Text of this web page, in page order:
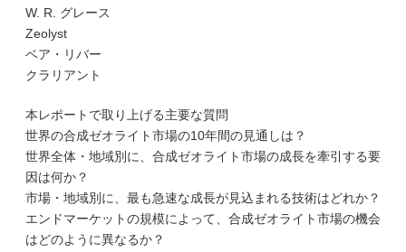
W. R. グレース
Zeolyst
ベア・リバー
クラリアント
本レポートで取り上げる主要な質問
世界の合成ゼオライト市場の10年間の見通しは？
世界全体・地域別に、合成ゼオライト市場の成長を牽引する要
因は何か？
市場・地域別に、最も急速な成長が見込まれる技術はどれか？
エンドマーケットの規模によって、合成ゼオライト市場の機会
はどのように異なるか？